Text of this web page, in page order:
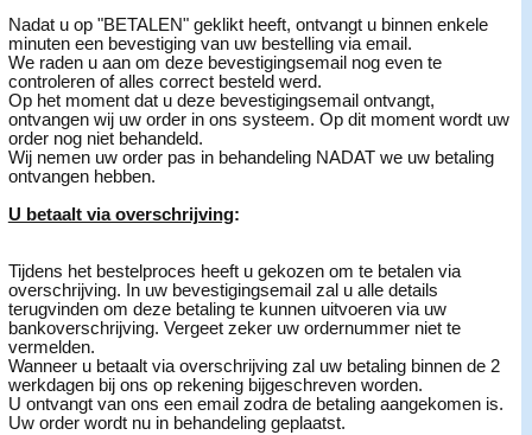
Nadat u op "BETALEN" geklikt heeft, ontvangt u binnen enkele
minuten een bevestiging van uw bestelling via email.
We raden u aan om deze bevestigingsemail nog even te
controleren of alles correct besteld werd.
Op het moment dat u deze bevestigingsemail ontvangt,
ontvangen wij uw order in ons systeem. Op dit moment wordt uw
order nog niet behandeld.
Wij nemen uw order pas in behandeling NADAT we uw betaling
ontvangen hebben.
U betaalt via overschrijving:
Tijdens het bestelproces heeft u gekozen om te betalen via
overschrijving. In uw bevestigingsemail zal u alle details
terugvinden om deze betaling te kunnen uitvoeren via uw
bankoverschrijving. Vergeet zeker uw ordernummer niet te
vermelden.
Wanneer u betaalt via overschrijving zal uw betaling binnen de 2
werkdagen bij ons op rekening bijgeschreven worden.
U ontvangt van ons een email zodra de betaling aangekomen is.
Uw order wordt nu in behandeling geplaatst.